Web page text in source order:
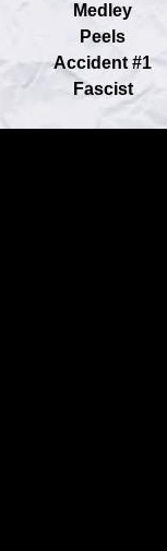
Medley
Peels
Accident #1
Fascist